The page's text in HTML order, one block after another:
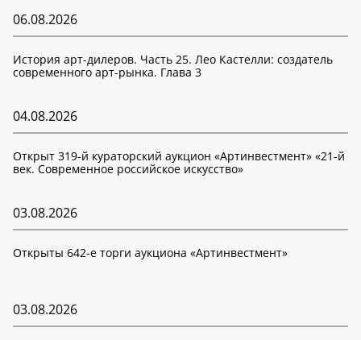
06.08.2026
История арт-дилеров. Часть 25. Лео Кастелли: создатель
современного арт-рынка. Глава 3
04.08.2026
Открыт 319-й кураторский аукцион «Артинвестмент» «21-й
век. Современное российское искусство»
03.08.2026
Открыты 642-е торги аукциона «Артинвестмент»
03.08.2026